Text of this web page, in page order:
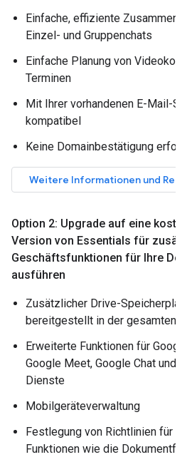
Einfache, effiziente
Einzel- und Gruppenchats
Einfache Planung von
Terminen
Mit Ihrer vorhandenen E-Mail-
kompatibel
Keine Domainbestätigung
Weitere Informationen und
Option 2: Upgrade auf eine
Version von Essentials für
Geschäftsfunktionen für Ihre
ausführen
Zusätzlicher Drive-
bereitgestellt in der gesamten
Erweiterte Funktionen für
Google Meet, Google Chat und
Dienste
Mobilgeräteverwaltung
Festlegung von Richtlinien für
Funktionen wie die